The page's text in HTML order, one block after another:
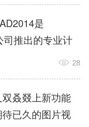
的操作界
示：2.在该界面内
，如图所示：3.
法，有需要的小
了解了解哦。1.打
，选择
。2.
的
载完毕。3.选择添
是
司推出的专业计
（CAD）软
服装等多个工程
。作为行业标准
它提供了强大的
28
叒叕上新功能
已久的图片视